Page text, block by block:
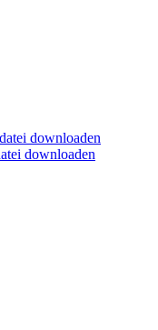
downloaden
downloaden